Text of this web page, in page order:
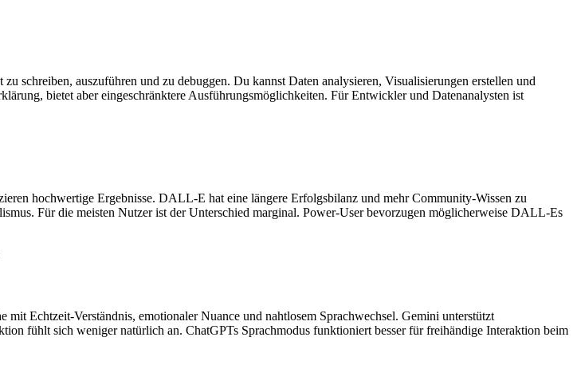
schreiben, auszuführen und zu debuggen. Du kannst Daten analysieren, Visualisierungen erstellen und
bietet aber eingeschränktere Ausführungsmöglichkeiten. Für Entwickler und Datenanalysten ist
hochwertige Ergebnisse. DALL-E hat eine längere Erfolgsbilanz und mehr Community-Wissen zu
Für die meisten Nutzer ist der Unterschied marginal. Power-User bevorzugen möglicherweise DALL-Es
Echtzeit-Verständnis, emotionaler Nuance und nahtlosem Sprachwechsel. Gemini unterstützt
fühlt sich weniger natürlich an. ChatGPTs Sprachmodus funktioniert besser für freihändige Interaktion beim